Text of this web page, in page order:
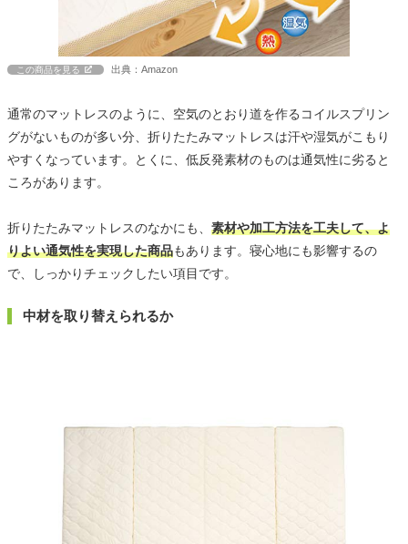
この商品を見る 出典：Amazon
通常のマットレスのように、空気のとおり道を作るコイルスプリン
グがないものが多い分、折りたたみマットレスは汗や湿気がこもり
やすくなっています。とくに、低反発素材のものは通気性に劣ると
ころがあります。
折りたたみマットレスのなかにも、 素材や加工方法を工夫して、よ
りよい通気性を実現した商品もあります。寝心地にも影響するの
で、しっかりチェックしたい項目です。
中材を取り替えられるか